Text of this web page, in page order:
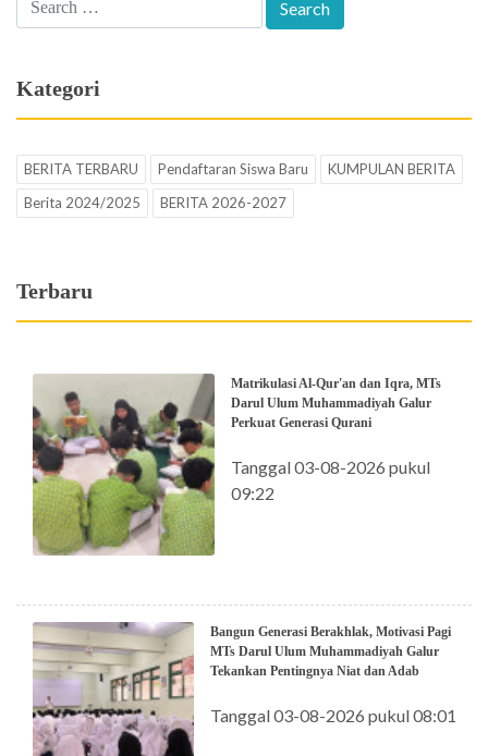
Kategori
BERITA TERBARU Pendaftaran Siswa Baru
KUMPULAN BERITA
Berita 2024/2025
BERITA 2026-2027
Terbaru
Matrikulasi Al-Qur'an dan Iqra, MTs
Darul Ulum Muhammadiyah Galur
Perkuat Generasi Qurani
Tanggal 03-08-2026 pukul
09:22
Bangun Generasi Berakhlak, Motivasi Pagi
MTs Darul Ulum Muhammadiyah Galur
Tekankan Pentingnya Niat dan Adab
Tanggal 03-08-2026 pukul 08:01